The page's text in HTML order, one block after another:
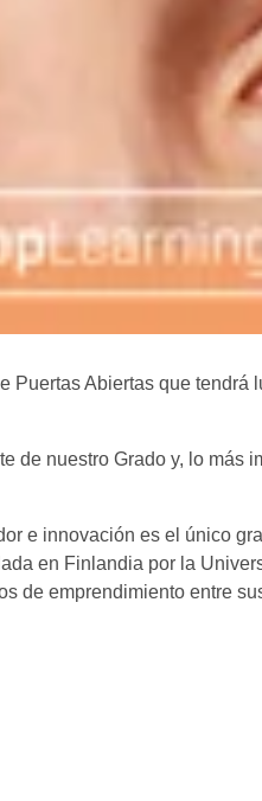
Puertas Abiertas que
de nuestro Grado y, lo
e innovación es el único
en Finlandia por la
de emprendimiento entre